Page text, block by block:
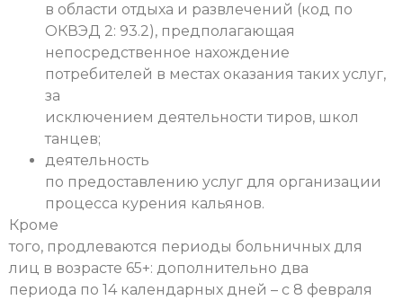
в области отдыха и развлечений (код по
ОКВЭД 2: 93.2), предполагающая
непосредственное нахождение
потребителей в местах оказания таких услуг,
за
исключением деятельности тиров, школ
танцев;
деятельность
по предоставлению услуг для организации
процесса курения кальянов.
Кроме
того, продлеваются периоды больничных для
лиц в возрасте 65+: дополнительно два
периода по 14 календарных дней – с 8 февраля